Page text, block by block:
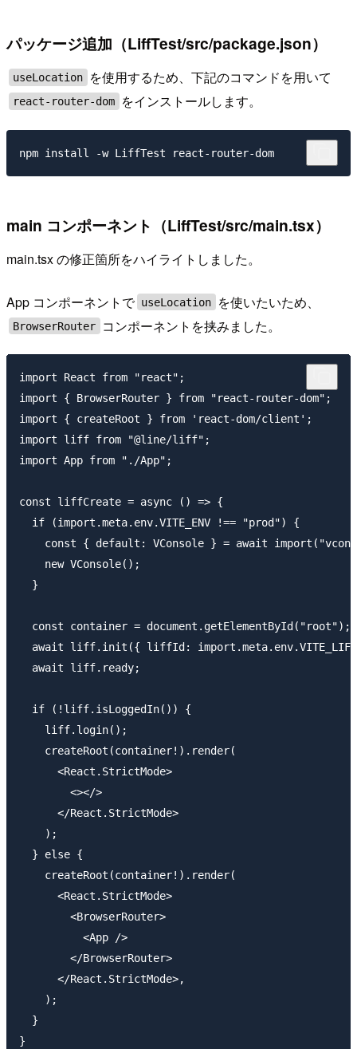
パッケージ追加（LiffTest/src/package.json）
useLocation を使用するため、下記のコマンドを用いて
react-router-dom をインストールします。
main コンポーネント（LiffTest/src/main.tsx）
main.tsx の修正箇所をハイライトしました。
App コンポーネントで useLocation を使いたいため、
BrowserRouter コンポーネントを挟みました。
import React from "react";
import { BrowserRouter } from "react-router-dom";
import { createRoot } from 'react-dom/client';
import liff from "@line/liff";
import App from "./App";
const liffCreate = async () => {
  if (import.meta.env.VITE_ENV !== "prod") {
const { default: VConsole } = await
    new VConsole();
  }
  const container = document.getElementById("root");
await liff.init({ liffId:
  await liff.ready;
  if (!liff.isLoggedIn()) {
    liff.login();
    createRoot(container!).render(
      <React.StrictMode>
        <></>
      </React.StrictMode>
    );
  } else {
    createRoot(container!).render(
      <React.StrictMode>
        <BrowserRouter>
          <App />
        </BrowserRouter>
      </React.StrictMode>,
    );
  }
}